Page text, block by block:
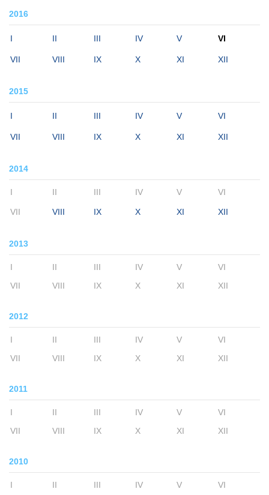
2016
I II III IV V VI
VII VIII IX X XI XII
2015
I II III IV V VI
VII VIII IX X XI XII
2014
I II III IV V VI
VII VIII IX X XI XII
2013
I II III IV V
VI
VII
VIII IX X XI XII
2012
I II III IV V
VI
VII
VIII IX X XI XII
2011
I II III IV V
VI
VII
VIII IX X XI XII
2010
I II III IV V
VI